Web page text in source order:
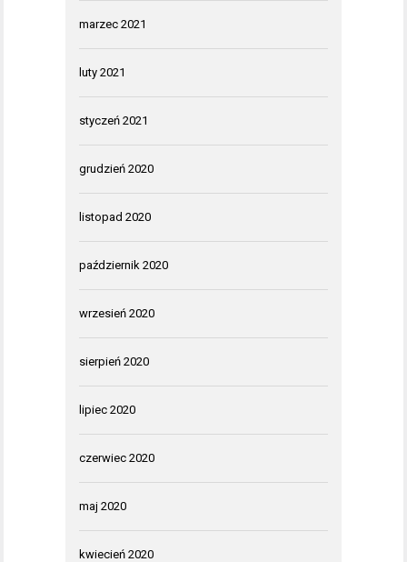
marzec 2021
luty 2021
styczeń 2021
grudzień 2020
listopad 2020
październik 2020
wrzesień 2020
sierpień 2020
lipiec 2020
czerwiec 2020
maj 2020
kwiecień 2020